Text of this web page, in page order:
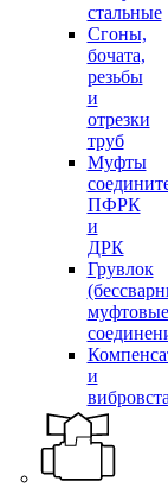
стальные
Сгоны,
бочата,
резьбы
и
отрезки
труб
Муфты
ПФРК
и
ДРК
Грувлок
муфтовые
и